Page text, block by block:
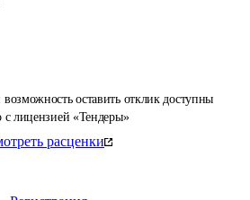
оставить отклик доступны
с лицензией «Тендеры»
расценки